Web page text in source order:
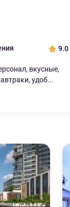
9.0
вкусные,
удоб...